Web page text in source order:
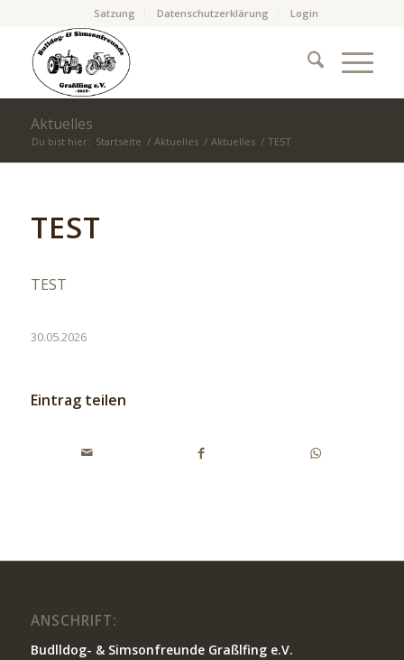
Satzung Datenschutzerklärung Login
Aktuelles
Du bist hier: Startseite / Aktuelles / Aktuelles / TEST
TEST
TEST
30.05.2026
Eintrag teilen
ANSCHRIFT:
Budlldog- & Simsonfreunde Graßlfing e.V.